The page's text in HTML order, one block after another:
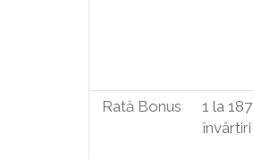
Rată Bonus
1 la 187
învârtiri